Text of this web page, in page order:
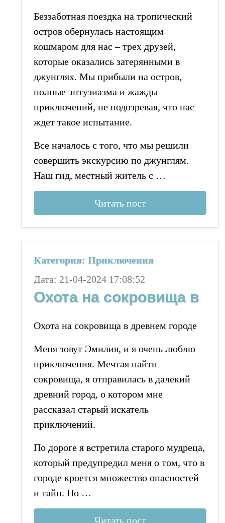
Беззаботная поездка на тропический
остров обернулась настоящим
кошмаром для нас – трех друзей,
которые оказались затерянными в
джунглях. Мы прибыли на остров,
полные энтузиазма и жажды
приключений, не подозревая, что нас
ждет такое испытание.
Все началось с того, что мы решили
совершить экскурсию по джунглям.
Наш гид, местный житель с …
Читать пост
Категория: Приключения
Дата: 21-04-2024 17:08:52
Охота на сокровища в
Охота на сокровища в древнем городе
Меня зовут Эмилия, и я очень люблю
приключения. Мечтая найти
сокровища, я отправилась в далекий
древний город, о котором мне
рассказал старый искатель
приключений.
По дороге я встретила старого мудреца,
который предупредил меня о том, что в
городе кроется множество опасностей
и тайн. Но …
Читать пост